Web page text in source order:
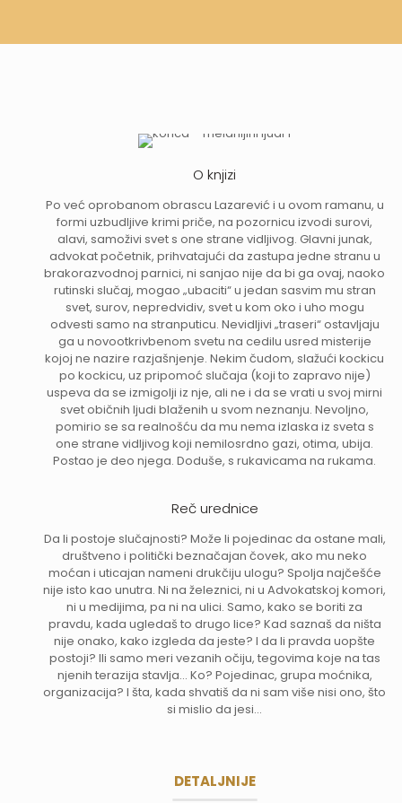
O knjizi
Po već oprobanom obrascu Lazarević i u ovom ramanu, u
formi uzbudljive krimi priče, na pozornicu izvodi surovi,
alavi, samoživi svet s one strane vidljivog. Glavni junak,
advokat početnik, prihvatajući da zastupa jedne stranu u
brakorazvodnoj parnici, ni sanjao nije da bi ga ovaj, naoko
rutinski slučaj, mogao „ubaciti“ u jedan sasvim mu stran
svet, surov, nepredvidiv, svet u kom oko i uho mogu
odvesti samo na stranputicu. Nevidljivi „traseri“ ostavljaju
ga u novootkrivbenom svetu na cedilu usred misterije
kojoj ne nazire razjašnjenje. Nekim čudom, slažući kockicu
po kockicu, uz pripomoć slučaja (koji to zapravo nije)
uspeva da se izmigolji iz nje, ali ne i da se vrati u svoj mirni
svet običnih ljudi blaženih u svom neznanju. Nevoljno,
pomirio se sa realnošću da mu nema izlaska iz sveta s
one strane vidljivog koji nemilosrdno gazi, otima, ubija.
Postao je deo njega. Doduše, s rukavicama na rukama.
Reč urednice
Da li postoje slučajnosti? Može li pojedinac da ostane mali,
društveno i politički beznačajan čovek, ako mu neko
moćan i uticajan nameni drukčiju ulogu? Spolja najčešće
nije isto kao unutra. Ni na železnici, ni u Advokatskoj komori,
ni u medijima, pa ni na ulici. Samo, kako se boriti za
pravdu, kada ugledaš to drugo lice? Kad saznaš da ništa
nije onako, kako izgleda da jeste? I da li pravda uopšte
postoji? Ili samo meri vezanih očiju, tegovima koje na tas
njenih terazija stavlja... Ko? Pojedinac, grupa moćnika,
organizacija? I šta, kada shvatiš da ni sam više nisi ono, što
si mislio da jesi...
DETALJNIJE